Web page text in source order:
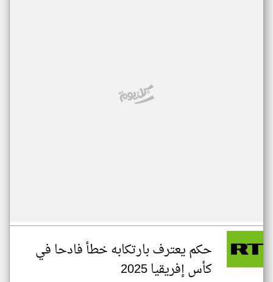
حكم يعترف بارتكابه خطأ فادحا في
كأس إفريقيا 2025